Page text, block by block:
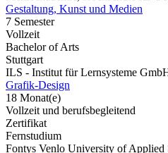
Gestaltung, Kunst und Medien
7 Semester
Vollzeit
Bachelor of Arts
Stuttgart
ILS - Institut für Lernsysteme
Grafik-Design
18 Monat(e)
Vollzeit und berufsbegleitend
Zertifikat
Fernstudium
Fontys Venlo University of Applied